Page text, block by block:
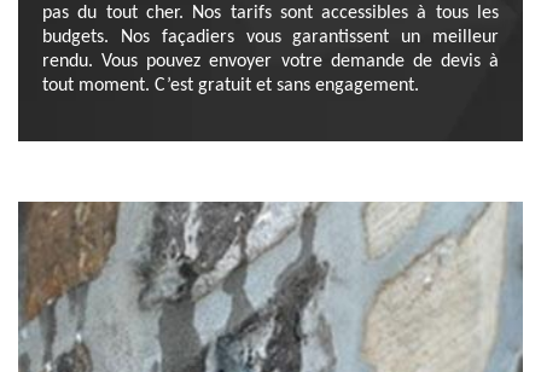
pas du tout cher. Nos tarifs sont accessibles à tous les
budgets. Nos façadiers vous garantissent un meilleur
rendu. Vous pouvez envoyer votre demande de devis à
tout moment. C’est gratuit et sans engagement.